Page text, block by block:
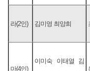
라(2인) 김미영 최양희
마(4인)
이미숙 이태열 김